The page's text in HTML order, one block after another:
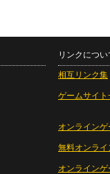
リンクについ
相互リンク集
ゲームサイト
オンラインゲ
無料オンライ
オンライン